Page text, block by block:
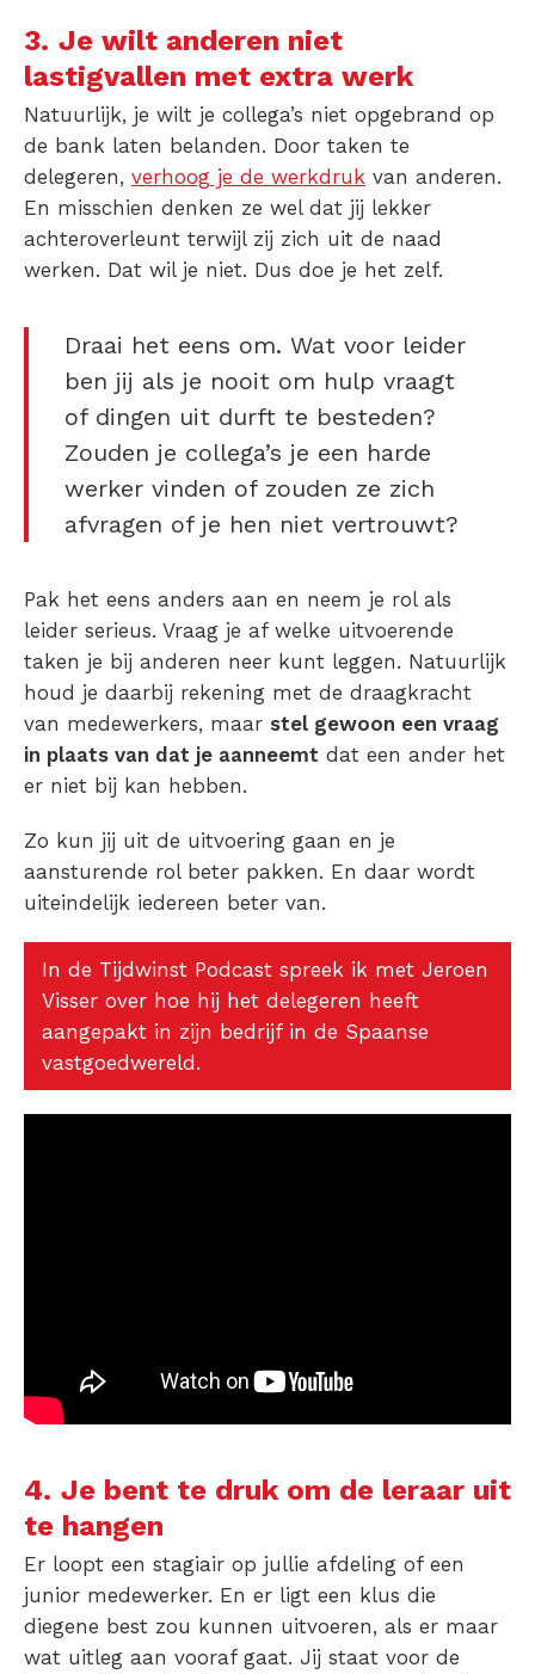
3. Je wilt anderen niet
lastigvallen met extra werk
Natuurlijk, je wilt je collega’s niet opgebrand op
de bank laten belanden. Door taken te
delegeren, verhoog je de werkdruk van anderen.
En misschien denken ze wel dat jij lekker
achteroverleunt terwijl zij zich uit de naad
werken. Dat wil je niet. Dus doe je het zelf.
Draai het eens om. Wat voor leider
ben jij als je nooit om hulp vraagt
of dingen uit durft te besteden?
Zouden je collega’s je een harde
werker vinden of zouden ze zich
afvragen of je hen niet vertrouwt?
Pak het eens anders aan en neem je rol als
leider serieus. Vraag je af welke uitvoerende
taken je bij anderen neer kunt leggen. Natuurlijk
houd je daarbij rekening met de draagkracht
van medewerkers, maar stel gewoon een vraag
in plaats van dat je aanneemt dat een ander het
er niet bij kan hebben.
Zo kun jij uit de uitvoering gaan en je
aansturende rol beter pakken. En daar wordt
uiteindelijk iedereen beter van.
In de Tijdwinst Podcast spreek ik met Jeroen
Visser over hoe hij het delegeren heeft
aangepakt in zijn bedrijf in de Spaanse
vastgoedwereld.
4. Je bent te druk om de leraar uit
te hangen
Er loopt een stagiair op jullie afdeling of een
junior medewerker. En er ligt een klus die
diegene best zou kunnen uitvoeren, als er maar
wat uitleg aan vooraf gaat. Jij staat voor de